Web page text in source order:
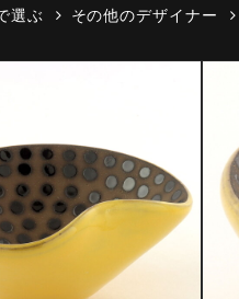
選ぶ その他のデザイナー